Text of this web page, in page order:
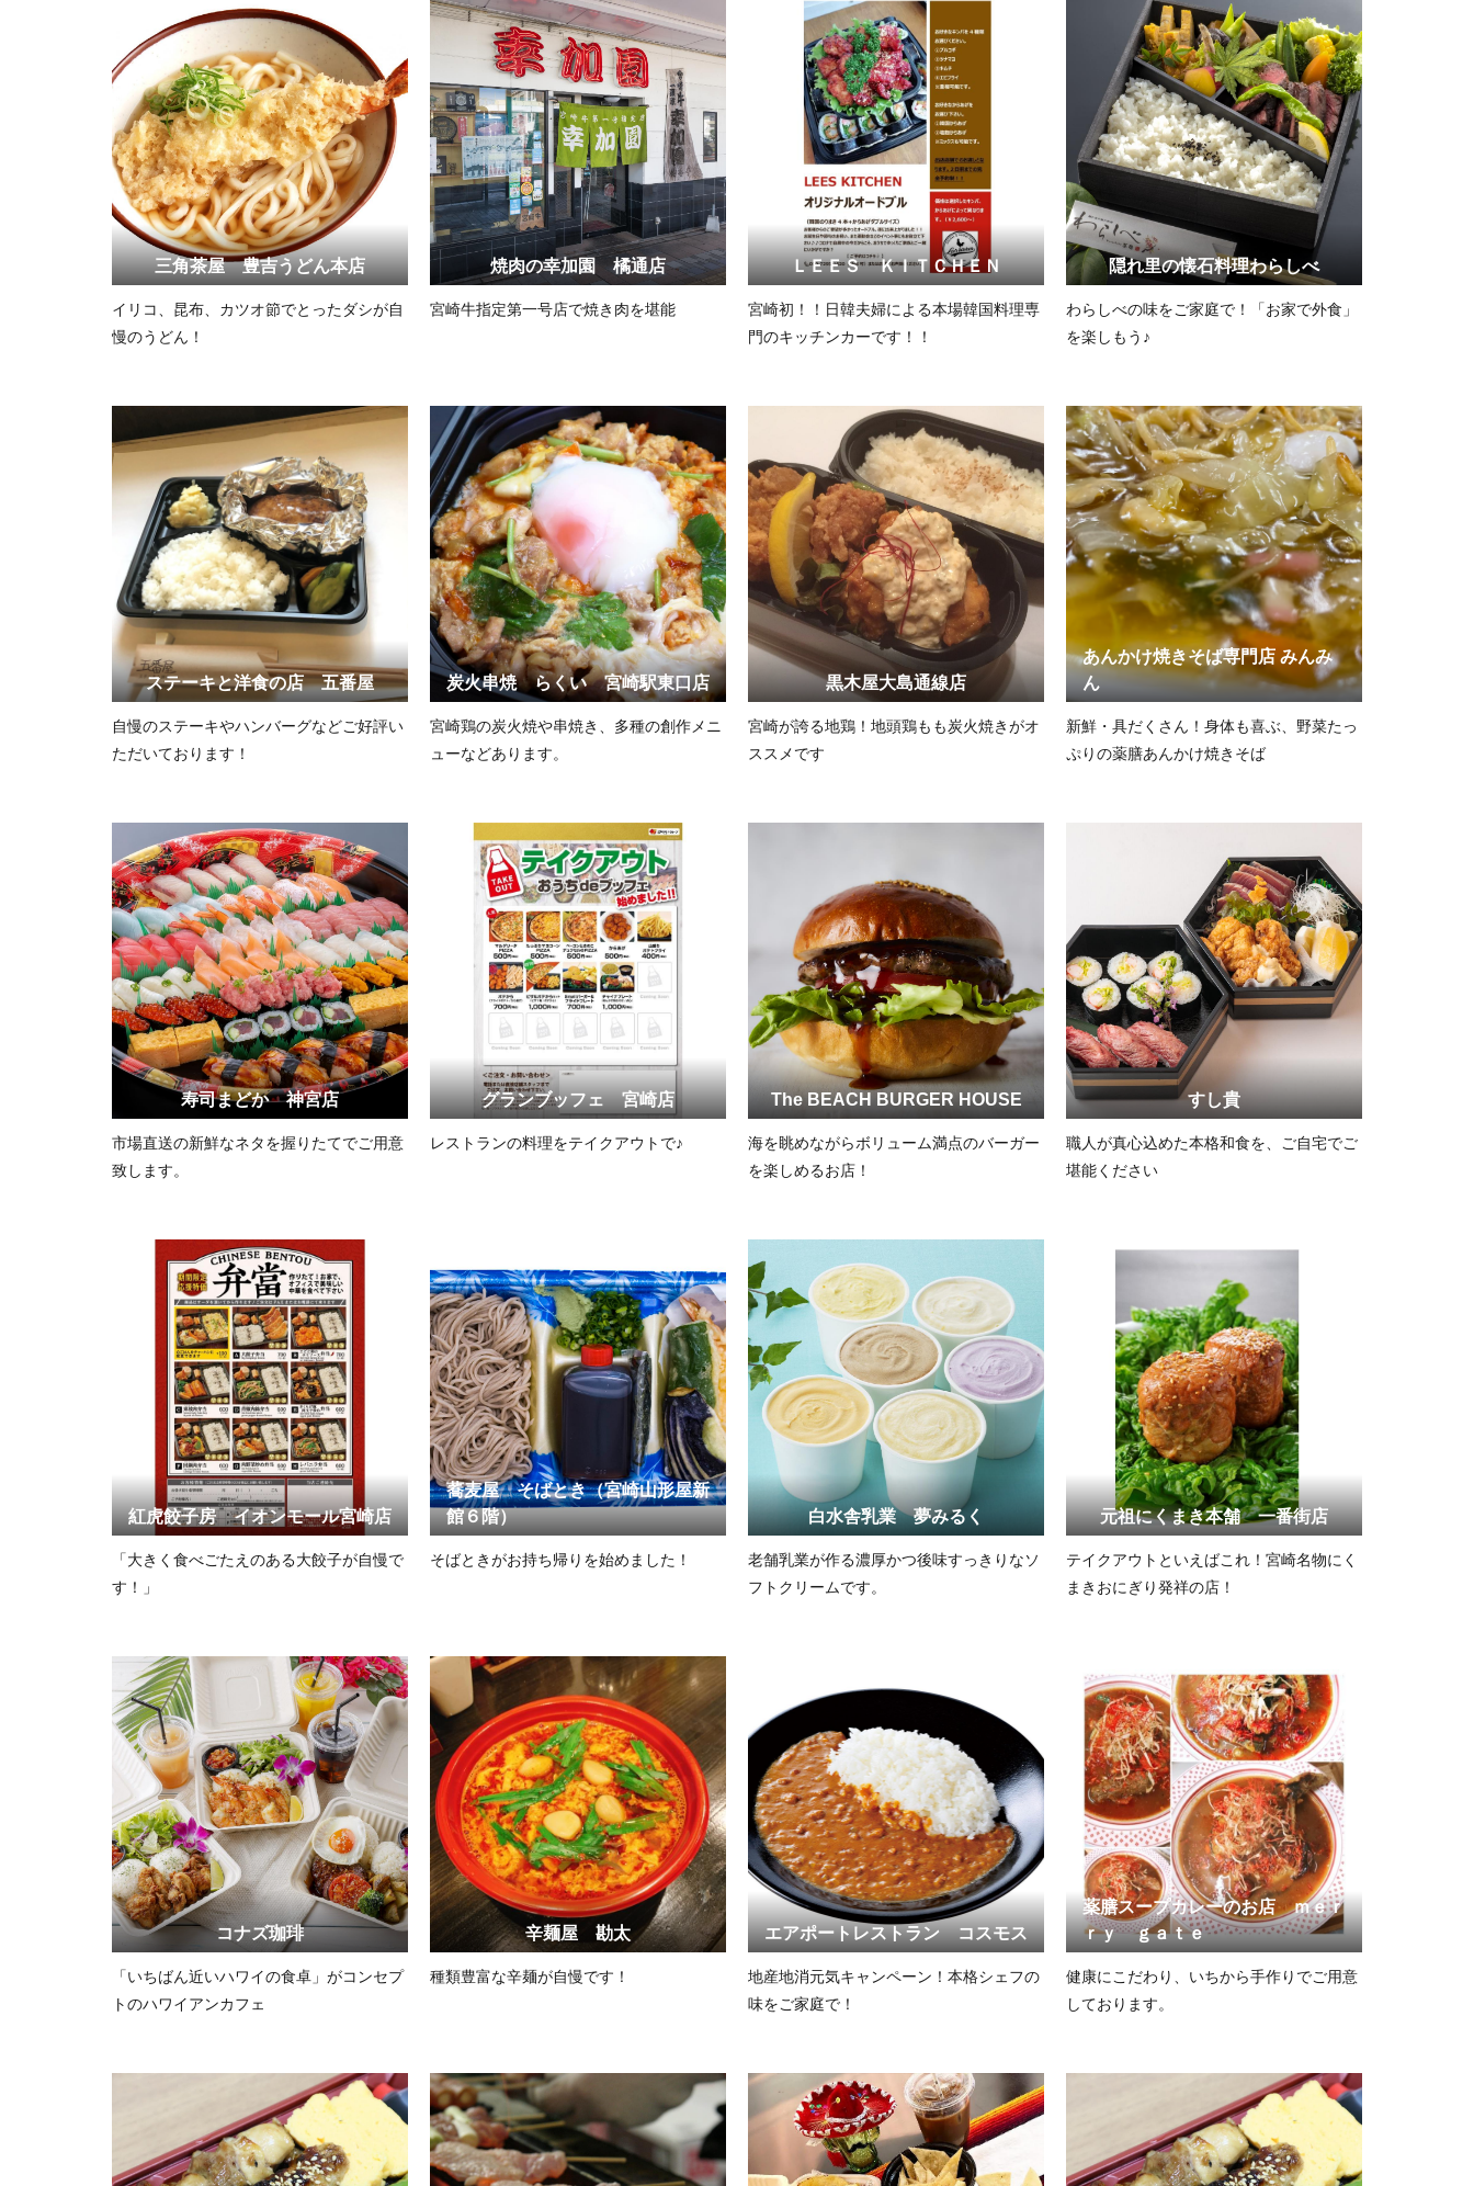
三角茶屋 豊吉うどん本店
イリコ、昆布、カツオ節でとったダシが自
慢のうどん！
焼肉の幸加園 橘通店
宮崎牛指定第一号店で焼き肉を堪能
ＬＥＥＳ ＫＩＴＣＨＥＮ
宮崎初！！日韓夫婦による本場韓国料理専
門のキッチンカーです！！
隠れ里の懐石料理わらしべ
わらしべの味をご家庭で！「お家で外食」
を楽しもう♪
ステーキと洋食の店 五番屋
自慢のステーキやハンバーグなどご好評い
ただいております！
炭火串焼 らくい 宮崎駅東口店
宮崎鶏の炭火焼や串焼き、多種の創作メニ
ューなどあります。
黒木屋大島通線店
宮崎が誇る地鶏！地頭鶏もも炭火焼きがオ
ススメです
あんかけ焼きそば専門店 みんみ
ん
新鮮・具だくさん！身体も喜ぶ、野菜たっ
ぷりの薬膳あんかけ焼きそば
寿司まどか 神宮店
市場直送の新鮮なネタを握りたてでご用意
致します。
グランブッフェ 宮崎店
レストランの料理をテイクアウトで♪
The BEACH BURGER HOUSE
海を眺めながらボリューム満点のバーガー
を楽しめるお店！
すし貴
職人が真心込めた本格和食を、ご自宅でご
堪能ください
紅虎餃子房 イオンモール宮崎店
「大きく食べごたえのある大餃子が自慢で
す！」
蕎麦屋 そばとき（宮崎山形屋新
館６階）
そばときがお持ち帰りを始めました！
白水舎乳業 夢みるく
老舗乳業が作る濃厚かつ後味すっきりなソ
フトクリームです。
元祖にくまき本舗 一番街店
テイクアウトといえばこれ！宮崎名物にく
まきおにぎり発祥の店！
コナズ珈琲
「いちばん近いハワイの食卓」がコンセプ
トのハワイアンカフェ
辛麺屋 勘太
種類豊富な辛麺が自慢です！
エアポートレストラン コスモス
地産地消元気キャンペーン！本格シェフの
味をご家庭で！
薬膳スープカレーのお店 ｍｅｒ
ｒｙ ｇａｔｅ
健康にこだわり、いちから手作りでご用意
しております。